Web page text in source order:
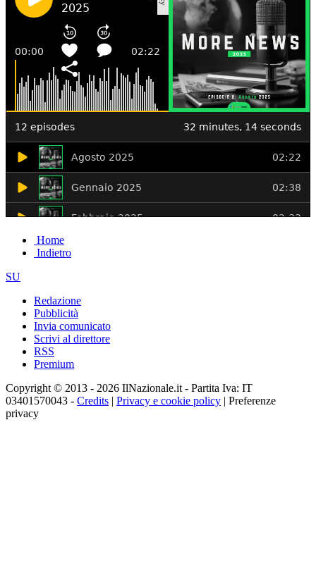
Home
Indietro
SU
Redazione
Pubblicità
Invia comunicato
Scrivi al direttore
RSS
Premium
Copyright © 2013 - 2026 IlNazionale.it - Partita Iva: IT
03401570043 - Credits | Privacy e cookie policy | Preferenze
privacy